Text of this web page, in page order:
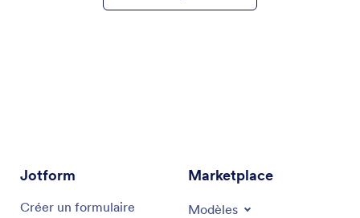
Jotform
Créer un formulaire
Marketplace
Modèles